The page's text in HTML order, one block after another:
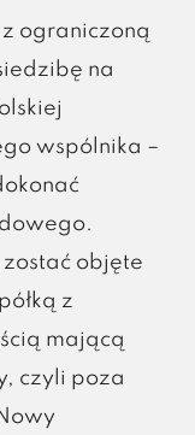
ograniczoną
na
wspólnika –
zostać objęte
z
mającą
czyli poza